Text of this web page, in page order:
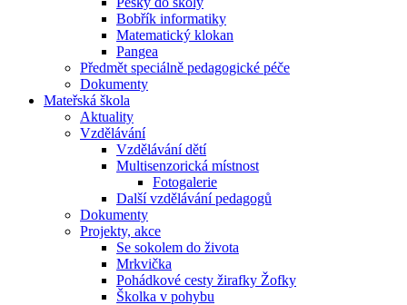
Bobřík informatiky
Matematický klokan
Pangea
Předmět speciálně pedagogické péče
Dokumenty
Mateřská škola
Aktuality
Vzdělávání
Vzdělávání dětí
Multisenzorická místnost
Fotogalerie
Další vzdělávání pedagogů
Dokumenty
Projekty, akce
Se sokolem do života
Mrkvička
Pohádkové cesty žirafky Žofky
Školka v pohybu